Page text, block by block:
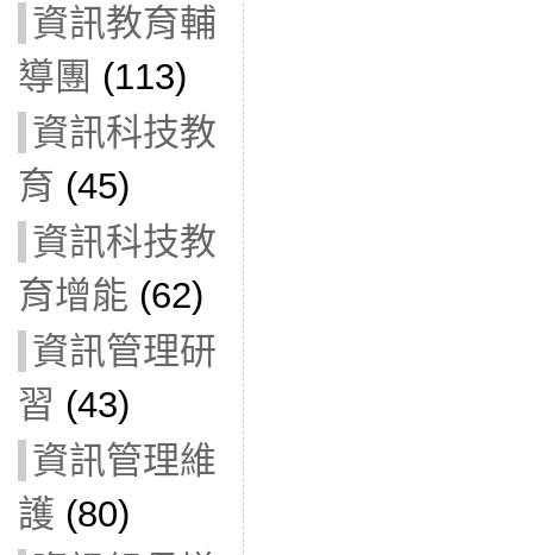
資訊教育輔
導團 (113)
資訊科技教
育 (45)
資訊科技教
育增能 (62)
資訊管理研
習 (43)
資訊管理維
護 (80)